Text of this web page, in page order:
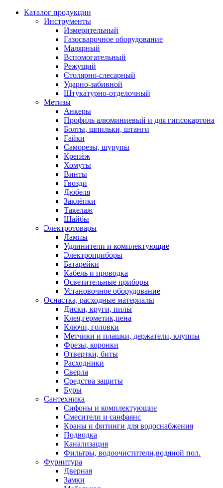
Каталог продукции
Инструменты
Измерительный
Газосварочное оборудование
Малярный
Вспомогательный
Режущий
Столярно-слесарный
Ударно-забивной
Штукатурно-отделочный
Метизы
Анкеры
Профиль алюминиевый и для гипсокартона
Болты, шпильки, штанги
Гайки
Саморезы, шурупы
Крепёж
Хомуты
Винты
Гвозди
Дюбеля
Заклёпки
Такелаж
Шайбы
Электротовары
Лампы
Удлинители и комплектующие
Электроприборы
Батарейки
Кабель и проводка
Осветительные приборы
Установочное оборудование
Оснастка, расходные материалы
Диски, круги, пилы
Клея,герметик,пена
Ключи, головки
Метчики и плашки, держатели, клуппы
Фрезы, коронки
Отвертки, биты
Расходники
Сверла
Средства защиты
Буры
Сантехника
Сифоны и комплектующие
Смесители и санфаянс
Краны и фитинги для водоснабжения
Подводка
Канализация
Фильтры, водоочистители,водяной пол.
Фурнитура
Дверная
Замки